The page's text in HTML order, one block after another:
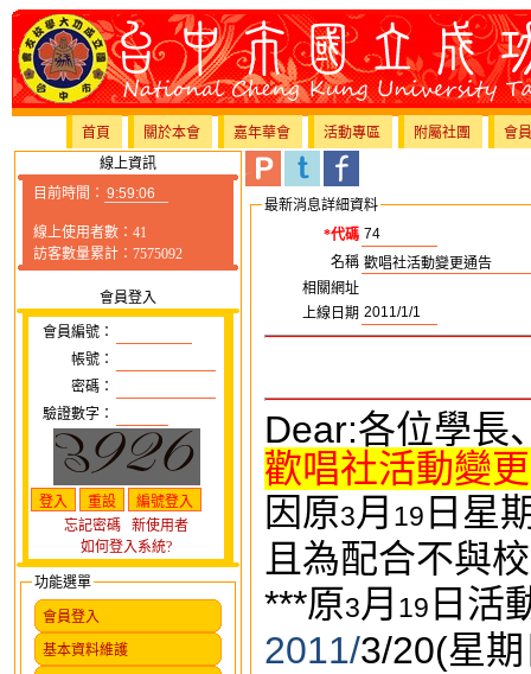
首頁 關於本會 嘉年華會 活動專區 附屬社團
會
線上資訊
目前時間：
線上使用者數：41
訪客數量累計：7575092
會員登入
會員編號：
帳號：
密碼：
驗證數字：
忘記密碼
新使用者
如何登入系統?
功能選單
會員登入
基本資料維護
最新消息詳細資料
*代碼
名稱
相關網址
上線日期
Dear:各位學長
歡唱社活動變
因原3月 19 日 星
且為配合不與
***原3月 19 日活
2011/3/20(星期